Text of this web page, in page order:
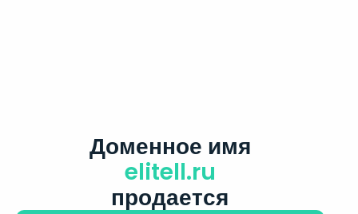
Доменное имя
elitell.ru
продается